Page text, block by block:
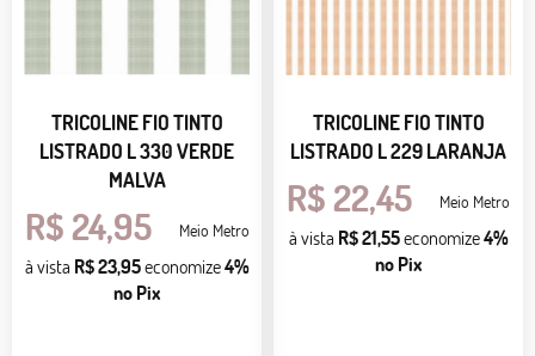
TRICOLINE FIO TINTO
LISTRADO L 330 VERDE
MALVA
R$ 24,95 Meio Metro
à vista R$ 23,95economize4%
no Pix
TRICOLINE FIO TINTO
LISTRADO L 229 LARANJA
R$ 22,45 Meio Metro
à vista R$ 21,55economize4%
no Pix